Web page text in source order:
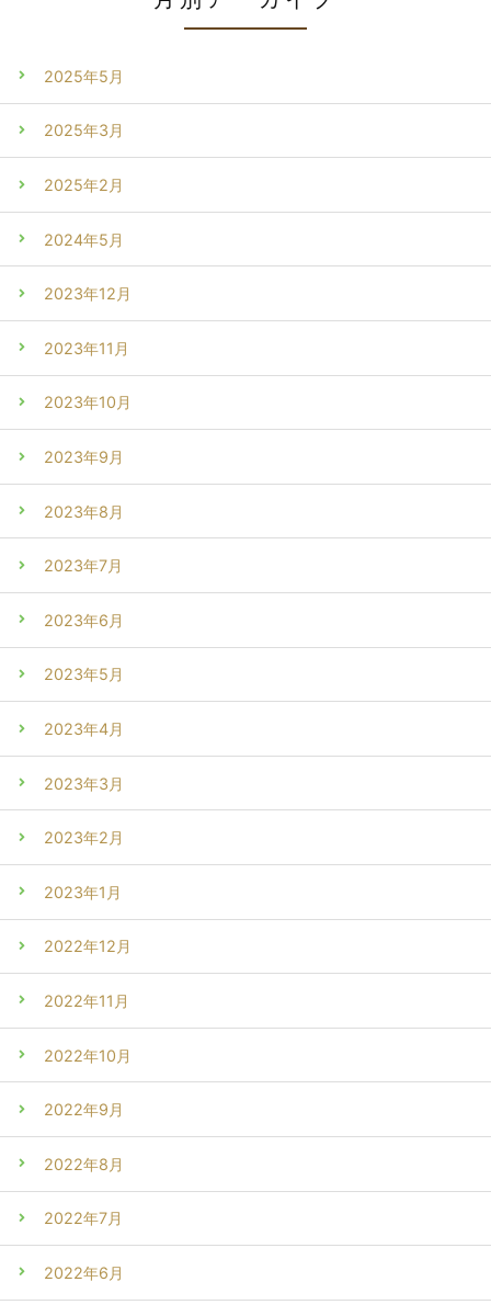
2025年5月
2025年3月
2025年2月
2024年5月
2023年12月
2023年11月
2023年10月
2023年9月
2023年8月
2023年7月
2023年6月
2023年5月
2023年4月
2023年3月
2023年2月
2023年1月
2022年12月
2022年11月
2022年10月
2022年9月
2022年8月
2022年7月
2022年6月